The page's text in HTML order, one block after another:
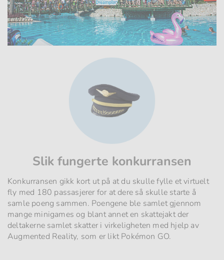
Slik fungerte konkurransen
Konkurransen gikk kort ut på at du skulle fylle et virtuelt
fly med 180 passasjerer for at dere så skulle starte å
samle poeng sammen. Poengene ble samlet gjennom
mange minigames og blant annet en skattejakt der
deltakerne samlet skatter i virkeligheten med hjelp av
Augmented Reality, som er likt Pokémon GO.